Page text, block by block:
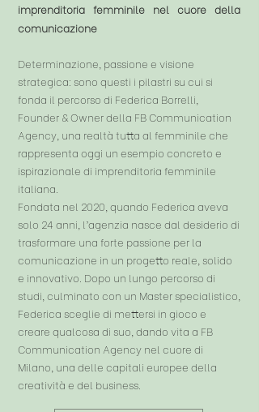
imprenditoria femminile nel cuore della
comunicazione
Determinazione, passione e visione
strategica: sono questi i pilastri su cui si
fonda il percorso di Federica Borrelli,
Founder & Owner della FB Communication
Agency, una realtà tutta al femminile che
rappresenta oggi un esempio concreto e
ispirazionale di imprenditoria femminile
italiana.
Fondata nel 2020, quando Federica aveva
solo 24 anni, l’agenzia nasce dal desiderio di
trasformare una forte passione per la
comunicazione in un progetto reale, solido
e innovativo. Dopo un lungo percorso di
studi, culminato con un Master specialistico,
Federica sceglie di mettersi in gioco e
creare qualcosa di suo, dando vita a FB
Communication Agency nel cuore di
Milano, una delle capitali europee della
creatività e del business.